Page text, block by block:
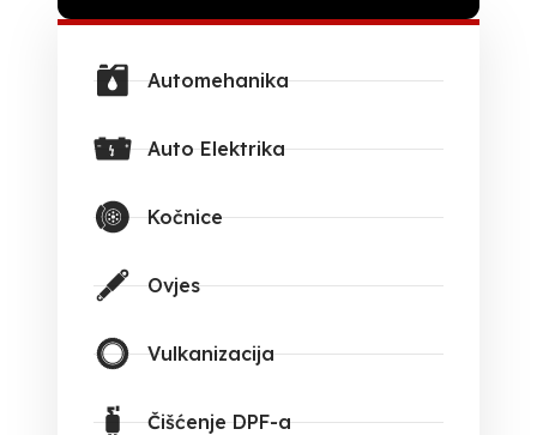
Automehanika
Auto Elektrika
Kočnice
Ovjes
Vulkanizacija
Čišćenje DPF-a